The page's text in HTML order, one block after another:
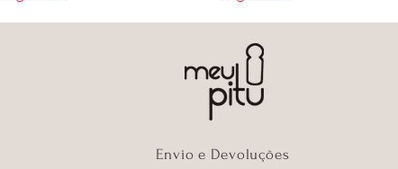
Envio e Devoluções